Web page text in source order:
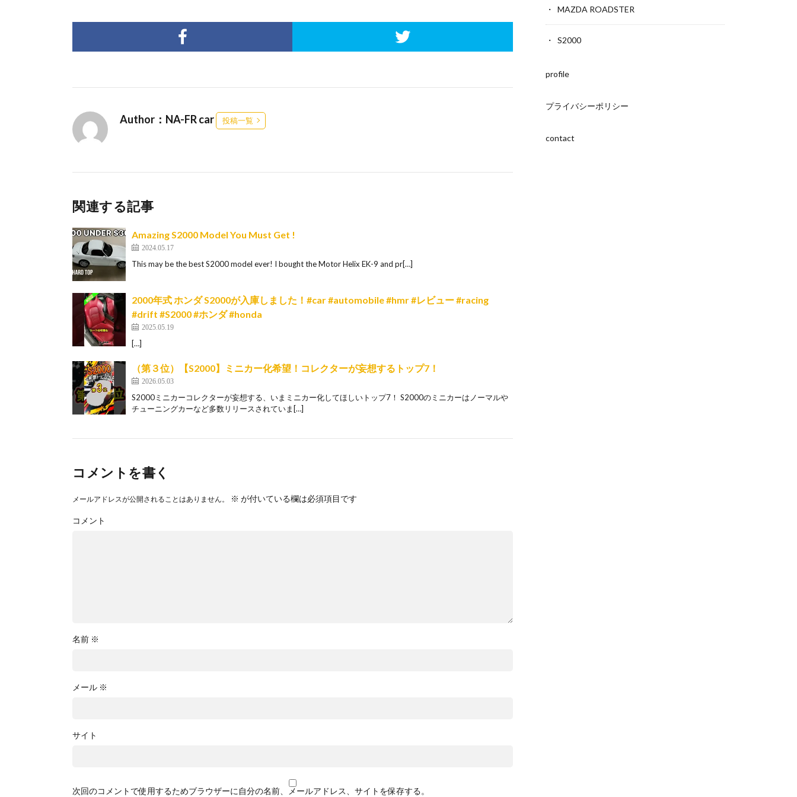
Author：NA-FR car 投稿一覧
関連する記事
Amazing S2000 Model You Must Get !
2024.05.17
This may be the best S2000 model ever! I bought the Motor Helix EK-9 and pr[…]
2000年式 ホンダ S2000が入庫しました！#car #automobile #hmr #レビュー #racing
#drift #S2000 #ホンダ #honda
2025.05.19
[…]
（第３位）【S2000】ミニカー化希望！コレクターが妄想するトップ7！
2026.05.03
S2000ミニカーコレクターが妄想する、いまミニカー化してほしいトップ7！ S2000のミニカーはノーマルや
チューニングカーなど多数リリースされていま[…]
コメントを書く
メールアドレスが公開されることはありません。 ※ が付いている欄は必須項目です
コメント
名前 ※
メール ※
サイト
次回のコメントで使用するためブラウザーに自分の名前、メールアドレス、サイトを保存する。
MAZDA ROADSTER
S2000
profile
プライバシーポリシー
contact